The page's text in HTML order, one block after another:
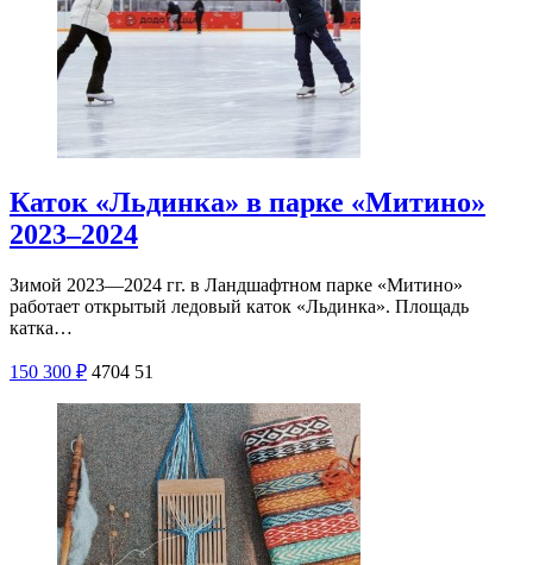
Каток «Льдинка» в парке «Митино»
2023–2024
Зимой 2023—2024 гг. в Ландшафтном парке «Митино»
работает открытый ледовый каток «Льдинка». Площадь
катка…
150 300 ₽ 4704 51